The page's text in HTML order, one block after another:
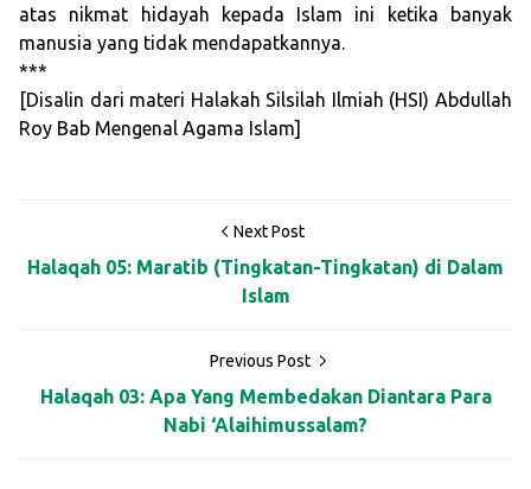
atas nikmat hidayah kepada Islam ini ketika banyak
manusia yang tidak mendapatkannya.
***
[Disalin dari materi Halakah Silsilah Ilmiah (HSI) Abdullah
Roy Bab Mengenal Agama Islam]
Next Post
Halaqah 05: Maratib (Tingkatan-Tingkatan) di Dalam
Islam
Previous Post
Halaqah 03: Apa Yang Membedakan Diantara Para
Nabi ‘Alaihimussalam?